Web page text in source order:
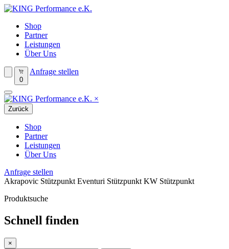
Shop
Partner
Leistungen
Über Uns
0
Anfrage stellen
×
Zurück
Shop
Partner
Leistungen
Über Uns
Anfrage stellen
Akrapovic Stützpunkt Eventuri Stützpunkt KW Stützpunkt
Produktsuche
Schnell finden
×